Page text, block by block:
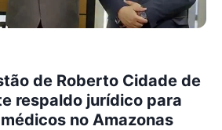
de Roberto Cidade de
respaldo jurídico para
no Amazonas